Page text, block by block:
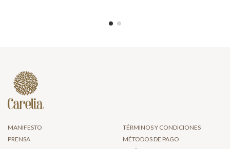
MANIFESTO
PRENSA
TÉRMINOS Y CONDICIONES
MÉTODOS DE PAGO